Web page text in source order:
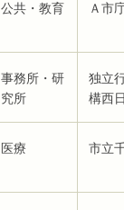
公共・教育 Ａ市
事務所・研
究所
独立
構西
医療 市立